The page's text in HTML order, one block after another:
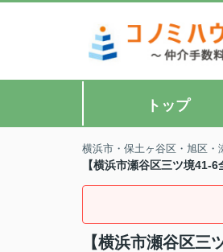
トップ
横浜市・保土ヶ谷区・旭区
【横浜市瀬谷区三ツ境41-
【横浜市瀬谷区